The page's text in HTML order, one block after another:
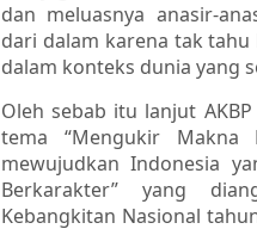
dan meluasnya anasir-
dari dalam karena tak
dalam konteks dunia yang
Oleh sebab itu lanjut
tema “Mengukir Makna
mewujudkan Indonesia
Berkarakter” yang
Kebangkitan Nasional